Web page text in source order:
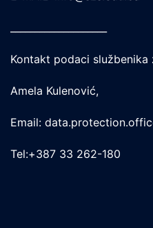
Kontakt podaci
Amela Kulenović,
Email:
Tel:+387 33 262-180